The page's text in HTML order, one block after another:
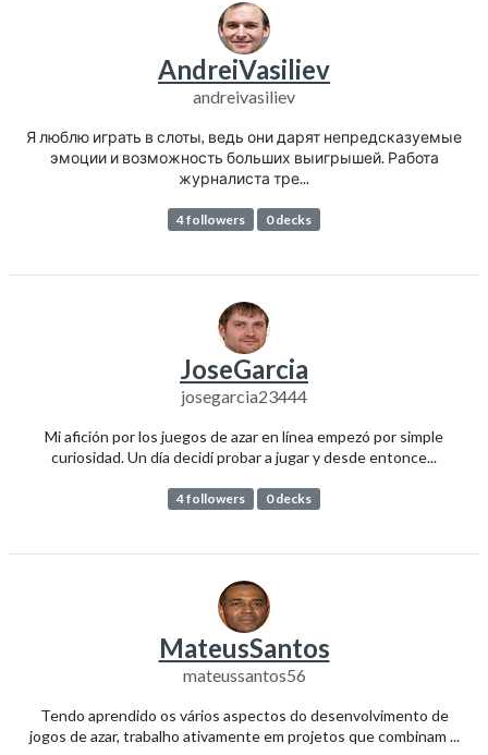
AndreiVasiliev
andreivasiliev
Я люблю играть в слоты, ведь они дарят непредсказуемые
эмоции и возможность больших выигрышей. Работа
журналиста тре...
4 followers 0 decks
JoseGarcia
josegarcia23444
Mi afición por los juegos de azar en línea empezó por simple
curiosidad. Un día decidí probar a jugar y desde entonce...
4 followers 0 decks
MateusSantos
mateussantos56
Tendo aprendido os vários aspectos do desenvolvimento de
jogos de azar, trabalho ativamente em projetos que combinam ...